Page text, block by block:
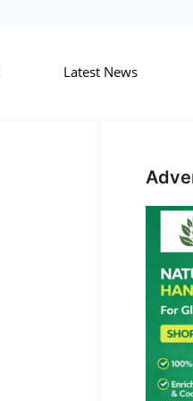
Latest News